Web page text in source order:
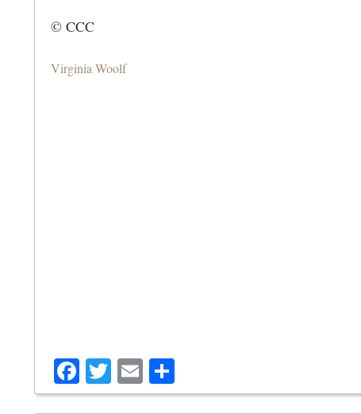
© CCC
Virginia Woolf
Facebook
Twitter
Email